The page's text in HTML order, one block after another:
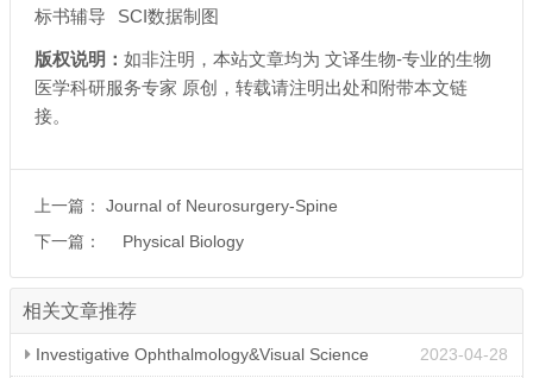
标书辅导
SCI数据制图
版权说明： 如非注明，本站文章均为 文译生物-专业的生物
医学科研服务专家 原创，转载请注明出处和附带本文链
接。
上一篇： Journal of Neurosurgery-Spine
下一篇：
Physical Biology
相关文章推荐
2023-04-28
Investigative Ophthalmology&Visual Science